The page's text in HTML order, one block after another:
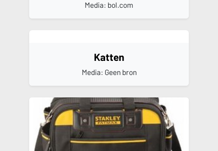
Media: bol.com
Katten
Media: Geen bron